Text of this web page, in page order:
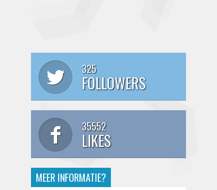
325
FOLLOWERS
35552
LIKES
MEER INFORMATIE?